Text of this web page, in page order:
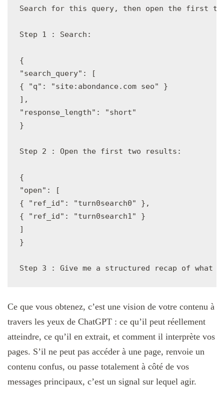
Search for this query, then open the first
Step 1 : Search:
{
"search_query": [
{ "q": "site:abondance.com seo" }
],
"response_length": "short"
}
Step 2 : Open the first two results:
{
"open": [
{ "ref_id": "turn0search0" },
{ "ref_id": "turn0search1" }
]
}
Step 3 : Give me a structured recap of what
Ce que vous obtenez, c’est une vision de votre contenu à
travers les yeux de ChatGPT : ce qu’il peut réellement
atteindre, ce qu’il en extrait, et comment il interprète vos
pages. S’il ne peut pas accéder à une page, renvoie un
contenu confus, ou passe totalement à côté de vos
messages principaux, c’est un signal sur lequel agir.